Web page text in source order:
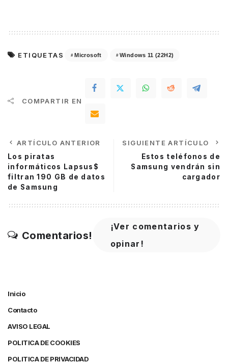
ETIQUETAS Microsoft Windows 11 (22H2)
COMPARTIR EN
ARTÍCULO ANTERIOR
Los piratas
informáticos Lapsus$
filtran 190 GB de datos
de Samsung
SIGUIENTE ARTÍCULO
Estos teléfonos de
Samsung vendrán sin
cargador
Comentarios!
¡Ver comentarios y
opinar!
Inicio
Contacto
AVISO LEGAL
POLITICA DE COOKIES
POLITICA DE PRIVACIDAD